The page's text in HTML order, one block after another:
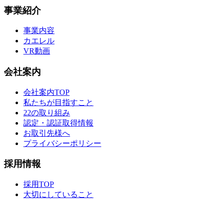
事業紹介
事業内容
カエレル
VR動画
会社案内
会社案内TOP
私たちが目指すこと
22の取り組み
認定・認証取得情報
お取引先様へ
プライバシーポリシー
採用情報
採用TOP
大切にしていること